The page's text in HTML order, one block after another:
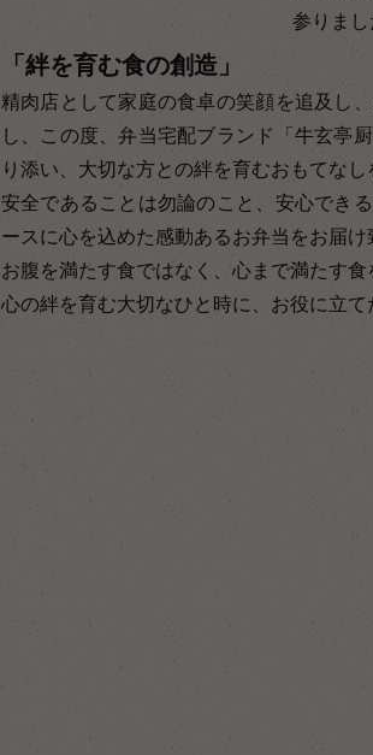
参りまし
「絆を育む食の創造」
精肉店として家庭の食卓の笑顔を追及し
し、この度、弁当宅配ブランド「牛玄亭
り添い、大切な方との絆を育むおもてなし
安全であることは勿論のこと、安心でき
ースに心を込めた感動あるお弁当をお届け
お腹を満たす食ではなく、心まで満たす
心の絆を育む大切なひと時に、お役に立て